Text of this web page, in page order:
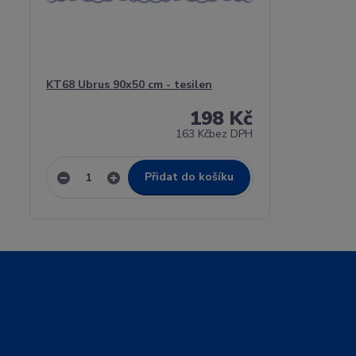
KT68 Ubrus 90x50 cm - tesilen
198 Kč
163 Kčbez DPH
Přidat do košíku